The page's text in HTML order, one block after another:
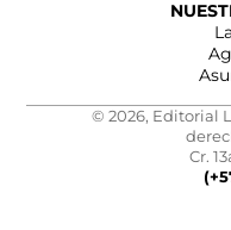
© 2026, Editorial
Cr.